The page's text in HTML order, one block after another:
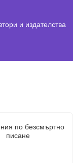
и издателства
по безсмъртно
писане